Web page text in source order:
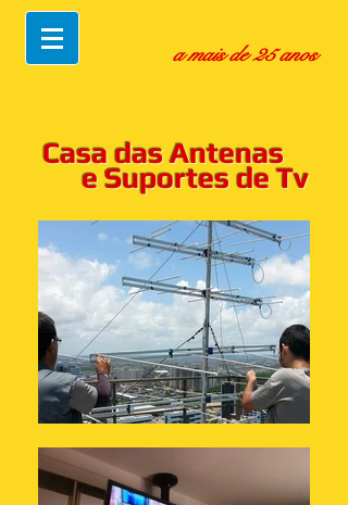
a mais de 25 anos
Casa das Antenas
e Suportes de Tv